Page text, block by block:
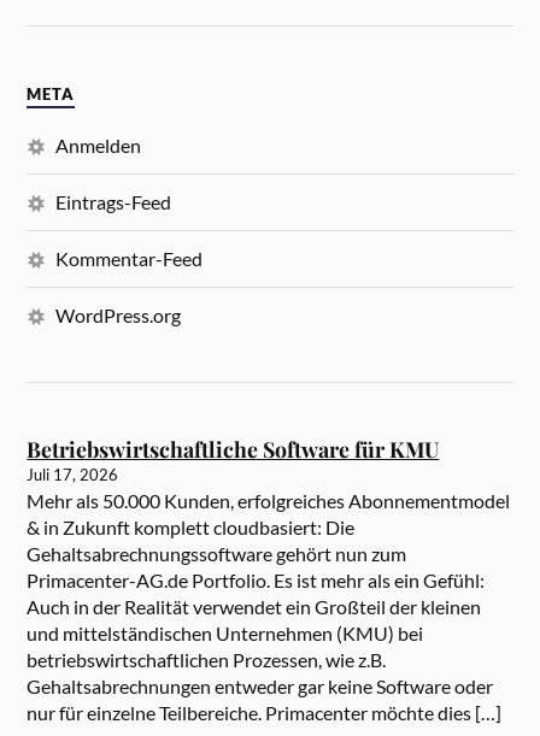
META
Anmelden
Eintrags-Feed
Kommentar-Feed
WordPress.org
Betriebswirtschaftliche Software für KMU
Juli 17, 2026
Mehr als 50.000 Kunden, erfolgreiches Abonnementmodel
& in Zukunft komplett cloudbasiert: Die
Gehaltsabrechnungssoftware gehört nun zum
Primacenter-AG.de Portfolio. Es ist mehr als ein Gefühl:
Auch in der Realität verwendet ein Großteil der kleinen
und mittelständischen Unternehmen (KMU) bei
betriebswirtschaftlichen Prozessen, wie z.B.
Gehaltsabrechnungen entweder gar keine Software oder
nur für einzelne Teilbereiche. Primacenter möchte dies […]